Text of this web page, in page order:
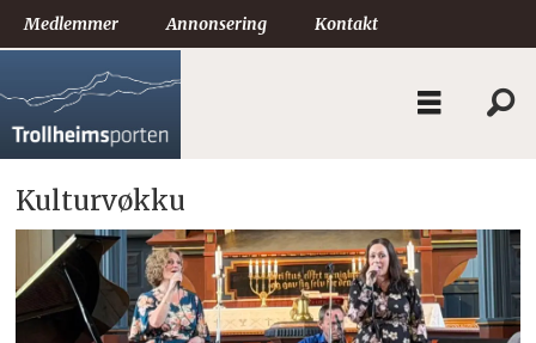
Medlemmer Annonsering Kontakt
Tag:
konsert
Kulturvøkku